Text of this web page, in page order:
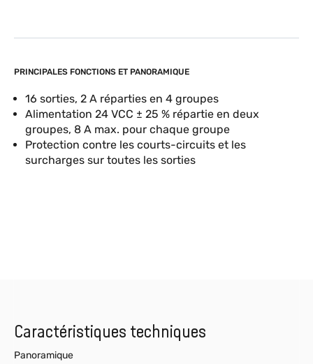
PRINCIPALES FONCTIONS ET PANORAMIQUE
16 sorties, 2 A réparties en 4 groupes
Alimentation 24 VCC ± 25 % répartie en deux
groupes, 8 A max. pour chaque groupe
Protection contre les courts-circuits et les
surcharges sur toutes les sorties
Caractéristiques techniques
Panoramique